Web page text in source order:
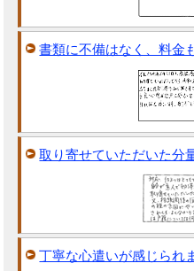
書類に不備はなく、料金
取り寄せていただいた分
丁寧な心遣いが感じられ